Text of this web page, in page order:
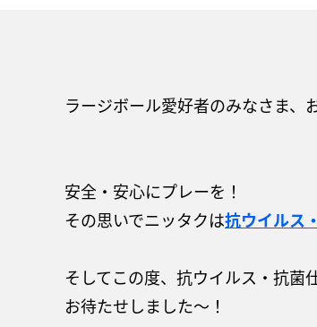
ラージボール愛好者のみなさま、
安全・安心にプレーを！
その思いでニッタクは抗ウイルス
そしてこの度、抗ウイルス・抗菌
お待たせしました～！